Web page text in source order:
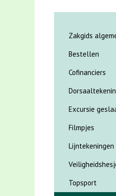
Zakgids
Bestellen
Cofinanciers
Excursie
Filmpjes
Lijntekeningen
Topsport